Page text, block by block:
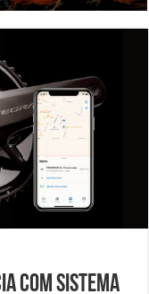
com sistema